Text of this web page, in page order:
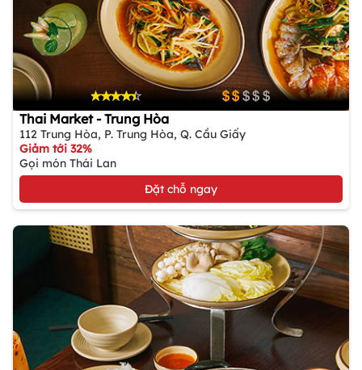
Thai Market - Trung Hòa
112 Trung Hòa, P. Trung Hòa, Q. Cầu Giấy
Giảm tới 32%
Gọi món Thái Lan
Đặt chỗ ngay